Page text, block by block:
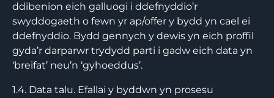
ddibenion eich galluogi i ddefnyddio’r
swyddogaeth o fewn yr ap/offer y bydd yn cael ei
ddefnyddio. Bydd gennych y dewis yn eich proffil
gyda’r darparwr trydydd parti i gadw eich data yn
‘breifat’ neu’n ‘gyhoeddus’.
1.4. Data talu. Efallai y byddwn yn prosesu